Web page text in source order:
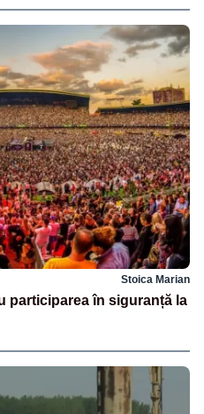
Stoica Marian
participarea în siguranță la